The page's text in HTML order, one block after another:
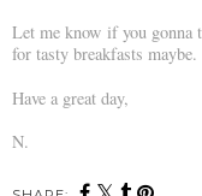
Let me know if you gonna
for tasty breakfasts maybe.
Have a great day,
N.